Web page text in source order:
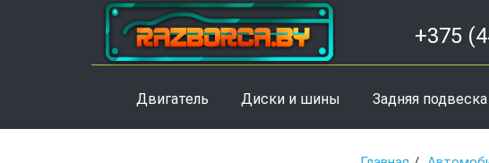
+375
Двигатель Диски и шины Задняя подвеска